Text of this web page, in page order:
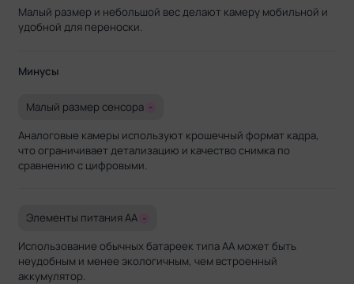
Малый размер и небольшой вес делают камеру мобильной и
удобной для переноски.
Минусы
Малый размер сенсора -
Аналоговые камеры используют крошечный формат кадра,
что ограничивает детализацию и качество снимка по
сравнению с цифровыми.
Элементы питания AA -
Использование обычных батареек типа AA может быть
неудобным и менее экологичным, чем встроенный
аккумулятор.